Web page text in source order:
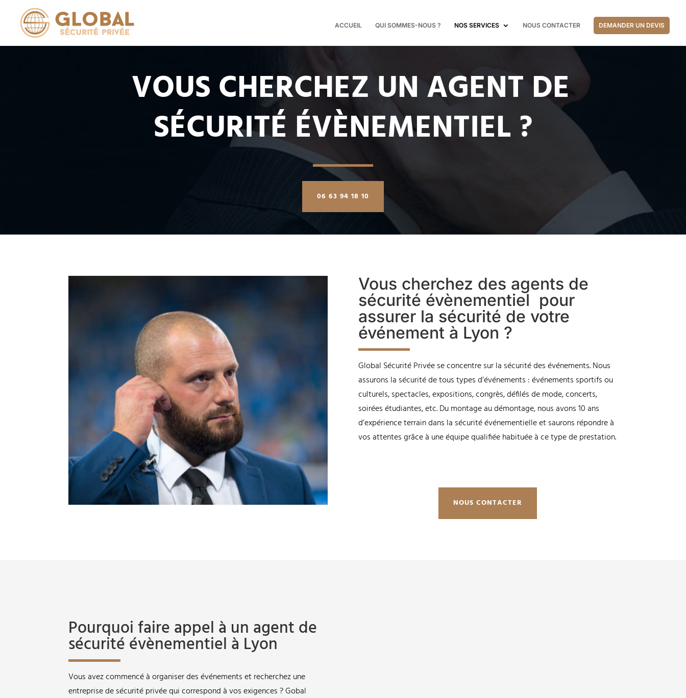
ACCUEIL QUI SOMMES-NOUS ? NOS SERVICES NOUS CONTACTER DEMANDER UN DEVIS
VOUS CHERCHEZ UN AGENT DE
SÉCURITÉ ÉVÈNEMENTIEL ?
06 63 94 18 10
Vous cherchez des agents de
sécurité évènementiel pour
assurer la sécurité de votre
événement à Lyon ?
Global Sécurité Privée se concentre sur la sécurité des événements. Nous
assurons la sécurité de tous types d’événements : événements sportifs ou
culturels, spectacles, expositions, congrès, défilés de mode, concerts,
soirées étudiantes, etc. Du montage au démontage, nous avons 10 ans
d’expérience terrain dans la sécurité événementielle et saurons répondre à
vos attentes grâce à une équipe qualifiée habituée à ce type de prestation.
NOUS CONTACTER
Pourquoi faire appel à un agent de
sécurité évènementiel à Lyon
Vous avez commencé à organiser des événements et recherchez une
entreprise de sécurité privée qui correspond à vos exigences ? Gobal